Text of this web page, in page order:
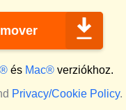
és Mac®verziókhoz.
Privacy/Cookie Policy.